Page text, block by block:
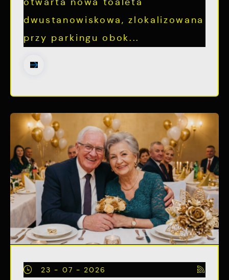
dwustanowiskowa, zlokalizowana
przy parkingu obok...
23 - 07 - 2026